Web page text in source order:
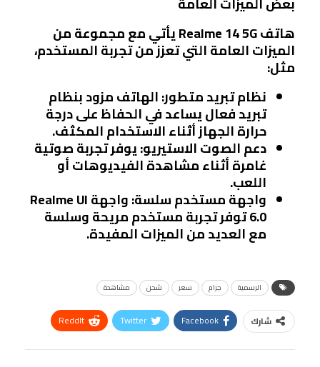
هاتف Realme 14 5G يأتي مع مجموعة من
الميزات العامة التي تعزز من تجربة المستخدم،
مثل:
نظام تبريد متطور:الهاتف مزود بنظام
تبريد فعال يساعد في الحفاظ على درجة
حرارة الجهاز أثناء الاستخدام المكثف.
دعم الصوت الاستيريو:يوفر تجربة صوتية
غامرة أثناء مشاهدة الفيديوهات أو
اللعب.
واجهة مستخدم سلسة: واجهة Realme UI
6.0 توفر تجربة مستخدم مريحة وسلسة
مع العديد من الميزات المفيدة.
الرسمية جرام سعر شحن مشاهدة
شارك Facebook
Twitter
ReddIt